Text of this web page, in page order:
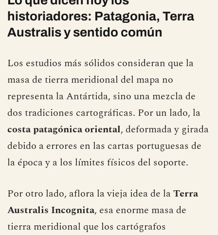
historiadores: Patagonia, Terra
Australis y sentido común
Los estudios más sólidos consideran que la
masa de tierra meridional del mapa no
representa la Antártida, sino una mezcla de
dos tradiciones cartográficas. Por un lado, la
costa patagónica oriental, deformada y girada
debido a errores en las cartas portuguesas de
la época y a los límites físicos del soporte.
Por otro lado, aflora la vieja idea de laTerra
Australis Incognita, esa enorme masa de
tierra meridional que los cartógrafos